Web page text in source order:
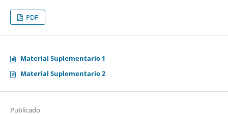
PDF
Material Suplementario 1
Material Suplementario 2
Publicado